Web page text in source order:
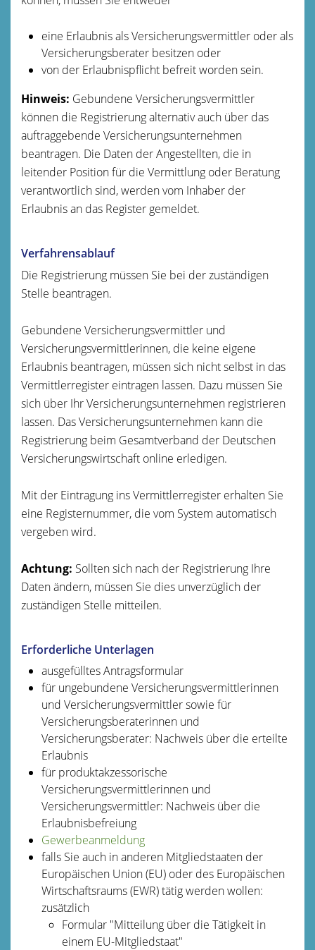
eine Erlaubnis als Versicherungsvermittler oder als
Versicherungsberater besitzen oder
von der Erlaubnispflicht befreit worden sein.
Hinweis: Gebundene Versicherungsvermittler
können die Registrierung alternativ auch über das
auftraggebende Versicherungsunternehmen
beantragen. Die Daten der Angestellten, die in
leitender Position für die Vermittlung oder Beratung
verantwortlich sind, werden vom Inhaber der
Erlaubnis an das Register gemeldet.
Verfahrensablauf
Die Registrierung müssen Sie bei der zuständigen
Stelle beantragen.
Gebundene Versicherungsvermittler und
Versicherungsvermittlerinnen, die keine eigene
Erlaubnis beantragen, müssen sich nicht selbst in das
Vermittlerregister eintragen lassen. Dazu müssen Sie
sich über Ihr Versicherungsunternehmen registrieren
lassen. Das Versicherungsunternehmen kann die
Registrierung beim Gesamtverband der Deutschen
Versicherungswirtschaft online erledigen.
Mit der Eintragung ins Vermittlerregister erhalten Sie
eine Registernummer, die vom System automatisch
vergeben wird.
Achtung: Sollten sich nach der Registrierung Ihre
Daten ändern, müssen Sie dies unverzüglich der
zuständigen Stelle mitteilen.
Erforderliche Unterlagen
ausgefülltes Antragsformular
für ungebundene Versicherungsvermittlerinnen
und Versicherungsvermittler sowie für
Versicherungsberaterinnen und
Versicherungsberater: Nachweis über die erteilte
Erlaubnis
für produktakzessorische
Versicherungsvermittlerinnen und
Versicherungsvermittler: Nachweis über die
Erlaubnisbefreiung
Gewerbeanmeldung
falls Sie auch in anderen Mitgliedstaaten der
Europäischen Union (EU) oder des Europäischen
Wirtschaftsraums (EWR) tätig werden wollen:
zusätzlich
Formular "Mitteilung über die Tätigkeit in
einem EU-Mitgliedstaat"